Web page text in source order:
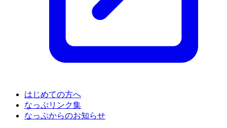
はじめての方へ
なっぷリンク集
なっぷからのお知らせ